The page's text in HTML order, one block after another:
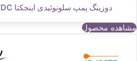
دوزینگ پمپ سلونوئیدی اینجکتا ATHENA BX 12VDC
مشاهده محصول